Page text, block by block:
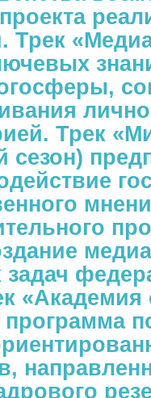
Трек
Трек
сезон)
«Академия